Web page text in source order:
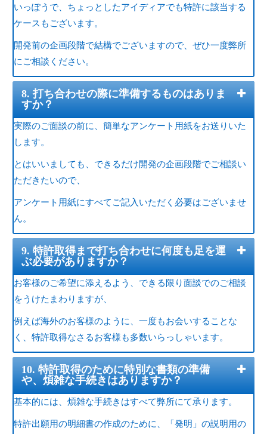
いっぽうで、ちょっとしたアイディアでも特許に該当する
ケースもございます。
開発前の企画段階で結構でございますので、ぜひ一度弊所
にご相談ください。
8. 打ち合わせの際に準備するものはありま
すか？
実際のご面談の前に、簡単なアンケート用紙をお送りいた
します。
とはいいましても、できるだけ開発の企画段階でご相談い
ただきたいので、
アンケート用紙にすべてご記入いただく必要はございませ
ん。
9. 特許取得まで打ち合わせに何度も足を運
ぶ必要がありますか？
お客様のご希望に添えるよう、できる限り面談でのご相談
をうけたまわりますが、
例えば海外のお客様のように、一度もお会いすることな
く、特許取得なさるお客様も多数いらっしゃいます。
10. 特許取得のために特別な書類の準備
や、煩雑な手続きはありますか？
基本的には、煩雑な手続きはすべて弊所にて承ります。
特許出願用の明細書の作成のために、「発明」の説明用の